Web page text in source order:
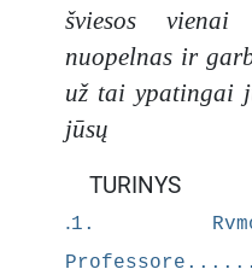
žmonės
„nardosi
dumbluose
Pinigai yra
pasmerkti
„Šėtono
supuvusios
šviesos
nuopelnas ir
už tai ypatingai
jūsų
TURINYS
.1.